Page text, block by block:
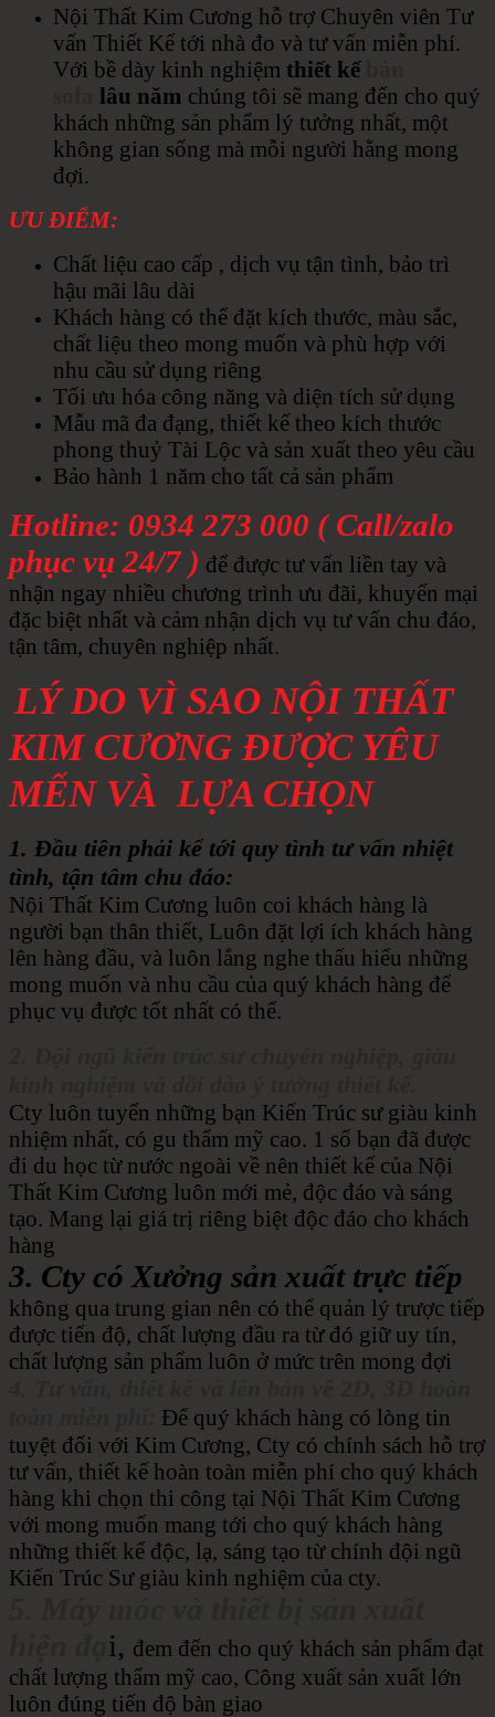
Nội Thất Kim Cương hỗ trợ Chuyên viên Tư
vấn Thiết Kế tới nhà đo và tư vấn miễn phí.
Với bề dày kinh nghiệm thiết kế
lâu năm chúng tôi sẽ mang đến cho quý
khách những sản phẩm lý tưởng nhất, một
không gian sống mà mỗi người hằng mong
đợi.
ƯU ĐIỂM:
Chất liệu cao cấp , dịch vụ tận tình, bảo trì
hậu mãi lâu dài
Khách hàng có thể đặt kích thước, màu sắc,
chất liệu theo mong muốn và phù hợp với
nhu cầu sử dụng riêng
Tối ưu hóa công năng và diện tích sử dụng
Mẫu mã đa đạng, thiết kế theo kích thước
phong thuỷ Tài Lộc và sản xuất theo yêu cầu
Bảo hành 1 năm cho tất cả sản phẩm
Hotline: 0934 273 000 ( Call/zalo
phục vụ 24/7 ) để được tư vấn liền tay và
nhận ngay nhiều chương trình ưu đãi, khuyến mại
đặc biệt nhất và cảm nhận dịch vụ tư vấn chu đáo,
tận tâm, chuyên nghiệp nhất.
LÝ DO VÌ SAO NỘI THẤT
KIM CƯƠNG ĐƯỢC YÊU
MẾN VÀ LỰA CHỌN
1. Đầu tiên phải kể tới quy tình tư vấn nhiệt
tình, tận tâm chu đáo:
Nội Thất Kim Cương luôn coi khách hàng là
người bạn thân thiết, Luôn đặt lợi ích khách hàng
lên hàng đầu, và luôn lắng nghe thấu hiểu những
mong muốn và nhu cầu của quý khách hàng để
phục vụ được tốt nhất có thể.
Cty luôn tuyển những bạn Kiến Trúc sư giàu kinh
nhiệm nhất, có gu thẩm mỹ cao. 1 số bạn đã được
đi du học từ nước ngoài về nên thiết kế của Nội
Thất Kim Cương luôn mới mẻ, độc đáo và sáng
tạo. Mang lại giá trị riêng biệt độc đáo cho khách
hàng
3. Cty có Xưởng sản xuất trực tiếp
không qua trung gian nên có thể quản lý trược tiếp
được tiến độ, chất lượng đầu ra từ đó giữ uy tín,
chất lượng sản phẩm luôn ở mức trên mong đợi
Để quý khách hàng có lòng tin
tuyệt đối với Kim Cương, Cty có chính sách hỗ trợ
tư vấn, thiết kế hoàn toàn miễn phí cho quý khách
hàng khi chọn thi công tại Nội Thất Kim Cương
với mong muốn mang tới cho quý khách hàng
những thiết kế độc, lạ, sáng tạo từ chính đội ngũ
Kiến Trúc Sư giàu kinh nghiệm của cty.
i, đem đến cho quý khách sản phẩm đạt
chất lượng thẩm mỹ cao, Công xuất sản xuất lớn
luôn đúng tiến độ bàn giao